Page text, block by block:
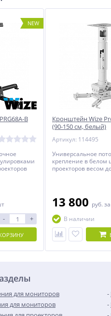
NEW
B
- +
Кронштейн Wize
(90-150 см, белый)
Артикул: 114495
Универсальное
крепление в белом
проекторов весом
13 800 руб.
В наличии
для мониторов
для мониторов